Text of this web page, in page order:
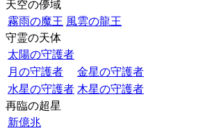
天空の儚域
霧雨の魔王 風雲の龍王
守霊の天体
太陽の守護者
月の守護者
金星の守護者
水星の守護者 木星の守護者
再臨の超星
新億兆